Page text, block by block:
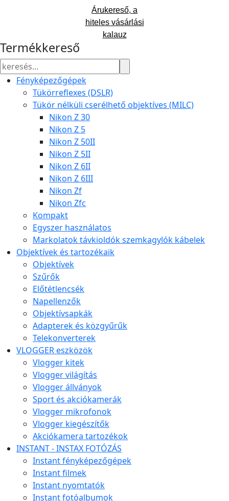
Árukereső, a
hiteles vásárlási
kalauz
Termékkereső
Fényképezőgépek
Tükörreflexes (DSLR)
Tükör nélküli cserélhető objektíves (MILC)
Nikon Z 30
Nikon Z 5
Nikon Z 50II
Nikon Z 5II
Nikon Z 6II
Nikon Z 6III
Nikon Zf
Nikon Zfc
Kompakt
Egyszer használatos
Markolatok távkioldók szemkagylók kábelek
Objektívek és tartozékaik
Objektívek
Szűrők
Előtétlencsék
Napellenzők
Objektívsapkák
Adapterek és közgyűrűk
Telekonverterek
VLOGGER eszközök
Vlogger kitek
Vlogger világítás
Vlogger állványok
Sport és akciókamerák
Vlogger mikrofonok
Vlogger kiegészítők
Akciókamera tartozékok
INSTANT - INSTAX FOTÓZÁS
Instant fényképezőgépek
Instant filmek
Instant nyomtatók
Instant fotóalbumok